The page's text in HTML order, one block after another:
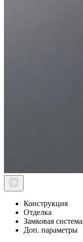
Конструкция
Отделка
Замковая система
Доп. параметры